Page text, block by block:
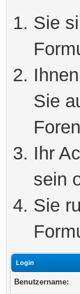
Sie
Sie
Ihr
sein
Sie
Login
Benutzername: